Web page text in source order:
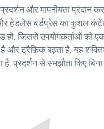
और मापनीयता प्रदान
हेडलेस वर्डप्रेस का कुशल
हो, जिससे उपयोगकर्ताओं को
ट्रैफ़िक बढ़ता है, यह
प्रदर्शन से समझौता किए बिना